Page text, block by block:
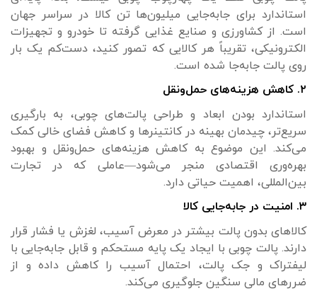
استاندارد برای جابه‌جایی میلیون‌ها تن کالا در سراسر جهان
است. از کشاورزی و صنایع غذایی گرفته تا خودرو و تجهیزات
الکترونیکی، تقریباً هر کالایی که تصور کنید، دست‌کم یک بار
روی پالت جابه‌جا شده است.
۲. کاهش هزینه‌های حمل‌ونقل
استاندارد بودن ابعاد و طراحی پالت‌های چوبی، به بارگیری
سریع‌تر، چیدمان بهینه در کانتینرها و کاهش فضای خالی کمک
می‌کند. این موضوع به کاهش هزینه‌های حمل‌ونقل و بهبود
بهره‌وری اقتصادی منجر می‌شود—عاملی که در تجارت
بین‌المللی، اهمیت حیاتی دارد.
۳. امنیت در جابه‌جایی کالا
کالاهای بدون پالت بیشتر در معرض آسیب، لغزش یا فشار قرار
دارند. پالت چوبی با ایجاد یک پایه مستحکم و قابل جابه‌جایی با
لیفتراک و جک پالت، احتمال آسیب را کاهش داده و از
ضررهای مالی سنگین جلوگیری می‌کند.